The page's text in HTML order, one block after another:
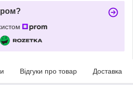
Відгуки про товар Доставка